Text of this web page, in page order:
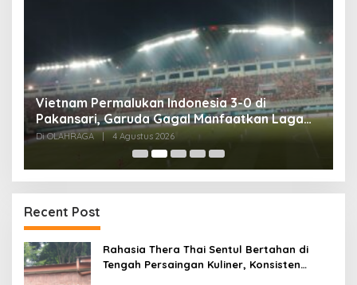
Vietnam Permalukan Indonesia 3-0 di
Pakansari, Garuda Gagal Manfaatkan Laga
Kandang
Di OLAHRAGA | 4 Agustus 2026
Recent Post
Rahasia Thera Thai Sentul Bertahan di
Tengah Persaingan Kuliner, Konsisten